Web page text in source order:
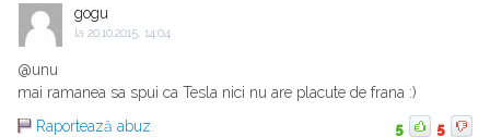
gogu
la 20.10.2015, 14:04
@unu
mai ramanea sa spui ca Tesla nici nu are placute de frana :)
Raportează abuz
5 5